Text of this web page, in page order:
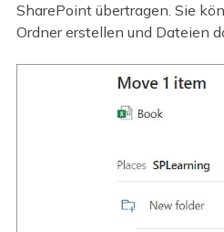
SharePoint übertragen. Sie
Ordner erstellen und Dateien